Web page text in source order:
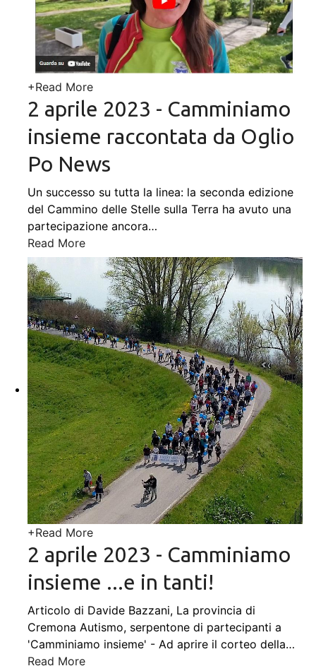
+Read More
2 aprile 2023 - Camminiamo
insieme raccontata da Oglio
Po News
Un successo su tutta la linea: la seconda edizione
del Cammino delle Stelle sulla Terra ha avuto una
partecipazione ancora…
Read More
+Read More
2 aprile 2023 - Camminiamo
insieme ...e in tanti!
Articolo di Davide Bazzani, La provincia di
Cremona Autismo, serpentone di partecipanti a
'Camminiamo insieme' - Ad aprire il corteo della…
Read More